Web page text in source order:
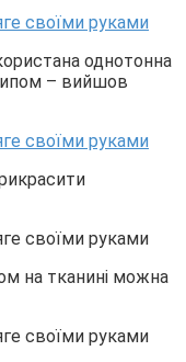
однотонна
– вийшов
на тканині можна